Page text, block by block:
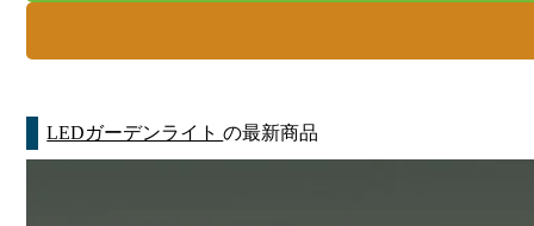
LEDガーデンライトの最新商品